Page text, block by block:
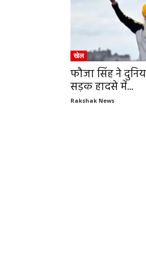
खेल
फौजा सिंह ने
सड़क हादसे में...
Rakshak News